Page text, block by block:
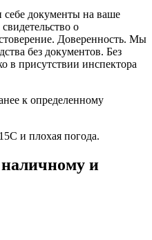
документы на ваше
о
Доверенность. Мы
без документов. Без
в присутствии инспектора
к определенному
и плохая погода.
и